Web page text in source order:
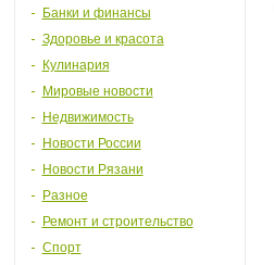
Банки и финансы
Здоровье и красота
Кулинария
Мировые новости
Недвижимость
Новости России
Новости Рязани
Разное
Ремонт и строительство
Спорт